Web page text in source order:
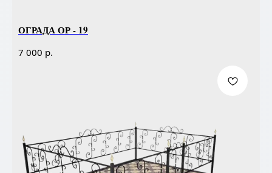
ОГРАДА ОР - 19
7 000 р.